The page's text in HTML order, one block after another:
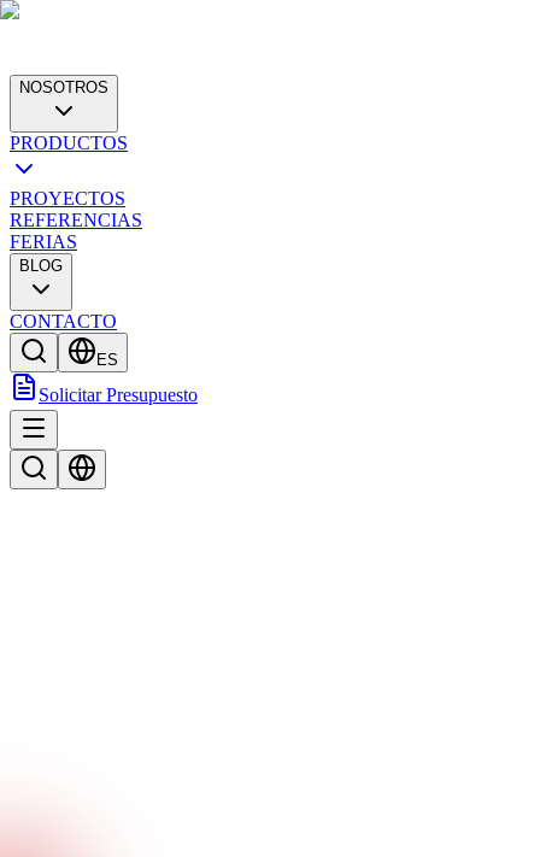
NOSOTROS
PRODUCTOS
PROYECTOS
REFERENCIAS
FERIAS
BLOG
CONTACTO
ES
Solicitar Presupuesto